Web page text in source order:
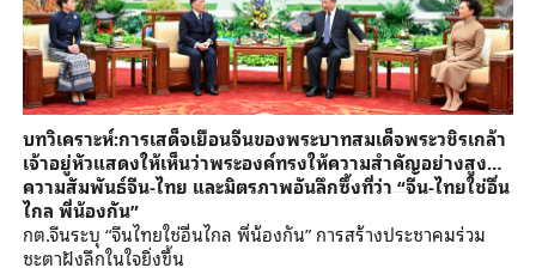
บทวิเคราะห์:การเสด็จเยือนจีนของพระบาทสมเด็จพระวชิรเกล้า
เจ้าอยู่หัวแสดงให้เห็นว่าพระองค์ทรงให้ความสำคัญอย่างสูงกับ
ความสัมพันธ์จีน-ไทย และมิตรภาพอันลึกซึ้งที่ว่า “จีน-ไทยใช่อื่น
ไกล พี่น้องกัน”
กต.จีนระบุ “จีนไทยใช่อื่นไกล พี่น้องกัน” การสร้างประชาคมร่วม
ชะตาฝังลึกในใจยิ่งขึ้น